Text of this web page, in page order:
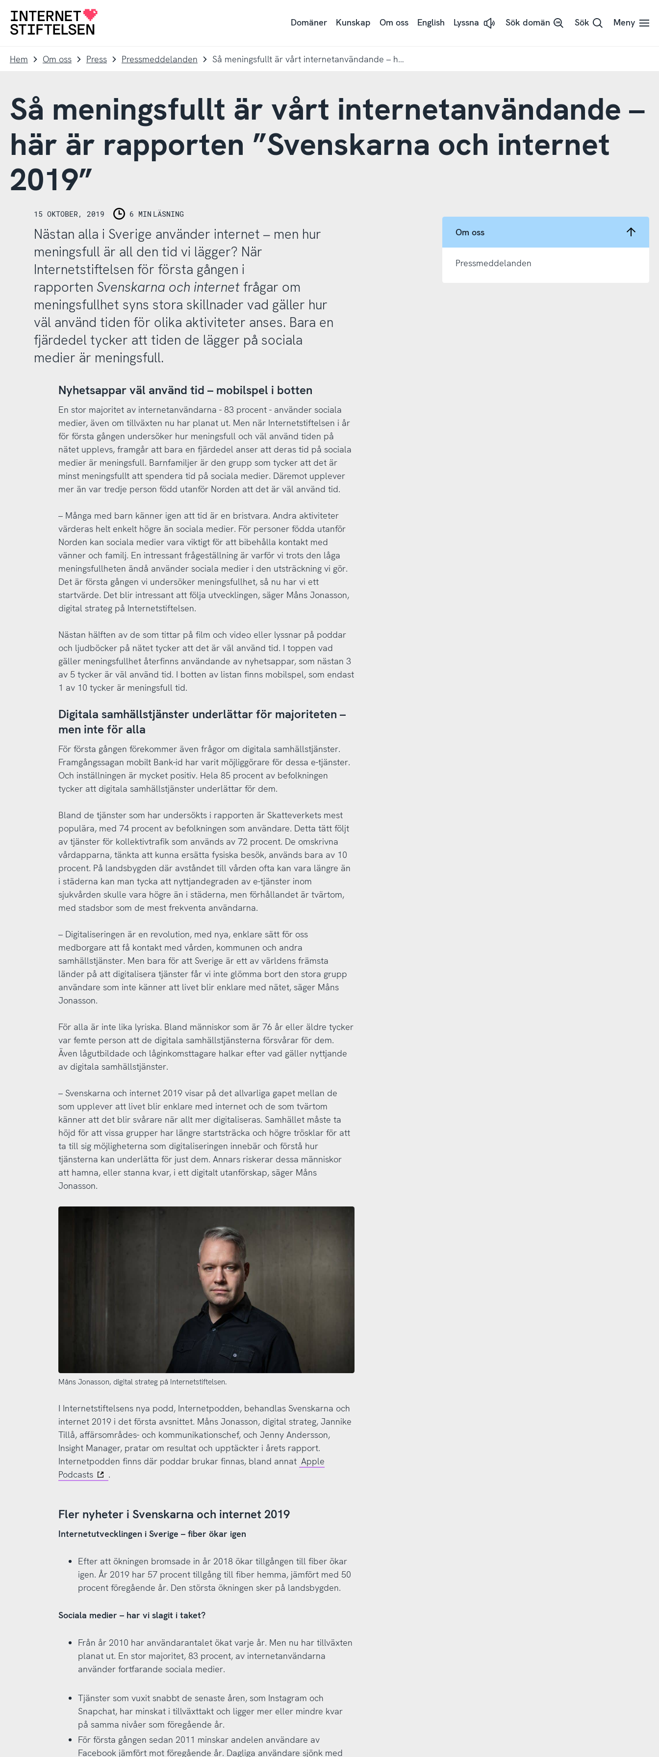
navigering
innehåll
Till
Domäner Kunskap Om oss English Lyssna
Lyssna Sök domän Sök Meny
Hem Om oss Press Pressmeddelanden Så meningsfullt är vårt internetanvändande – här är rapporten ”Svenskarna och internet 2019”
Så meningsfullt är vårt internetanvändande –
här är rapporten ”Svenskarna och internet
2019”
Om oss
Pressmeddelanden
15 OKTOBER, 2019 6 MIN LÄSNING
Nästan alla i Sverige använder internet – men hur
meningsfull är all den tid vi lägger? När
Internetstiftelsen för första gången i
rapporten Svenskarna och internet frågar om
meningsfullhet syns stora skillnader vad gäller hur
väl använd tiden för olika aktiviteter anses. Bara en
fjärdedel tycker att tiden de lägger på sociala
medier är meningsfull.
Nyhetsappar väl använd tid – mobilspel i botten
En stor majoritet av internetanvändarna - 83 procent - använder sociala
medier, även om tillväxten nu har planat ut. Men när Internetstiftelsen i år
för första gången undersöker hur meningsfull och väl använd tiden på
nätet upplevs, framgår att bara en fjärdedel anser att deras tid på sociala
medier är meningsfull. Barnfamiljer är den grupp som tycker att det är
minst meningsfullt att spendera tid på sociala medier. Däremot upplever
mer än var tredje person född utanför Norden att det är väl använd tid.
– Många med barn känner igen att tid är en bristvara. Andra aktiviteter
värderas helt enkelt högre än sociala medier. För personer födda utanför
Norden kan sociala medier vara viktigt för att bibehålla kontakt med
vänner och familj. En intressant frågeställning är varför vi trots den låga
meningsfullheten ändå använder sociala medier i den utsträckning vi gör.
Det är första gången vi undersöker meningsfullhet, så nu har vi ett
startvärde. Det blir intressant att följa utvecklingen, säger Måns Jonasson,
digital strateg på Internetstiftelsen.
Nästan hälften av de som tittar på film och video eller lyssnar på poddar
och ljudböcker på nätet tycker att det är väl använd tid. I toppen vad
gäller meningsfullhet återfinns användande av nyhetsappar, som nästan 3
av 5 tycker är väl använd tid. I botten av listan finns mobilspel, som endast
1 av 10 tycker är meningsfull tid.
Digitala samhällstjänster underlättar för majoriteten –
men inte för alla
För första gången förekommer även frågor om digitala samhällstjänster.
Framgångssagan mobilt Bank-id har varit möjliggörare för dessa e-tjänster.
Och inställningen är mycket positiv. Hela 85 procent av befolkningen
tycker att digitala samhällstjänster underlättar för dem.
Bland de tjänster som har undersökts i rapporten är Skatteverkets mest
populära, med 74 procent av befolkningen som användare. Detta tätt följt
av tjänster för kollektivtrafik som används av 72 procent. De omskrivna
vårdapparna, tänkta att kunna ersätta fysiska besök, används bara av 10
procent. På landsbygden där avståndet till vården ofta kan vara längre än
i städerna kan man tycka att nyttjandegraden av e-tjänster inom
sjukvården skulle vara högre än i städerna, men förhållandet är tvärtom,
med stadsbor som de mest frekventa användarna.
– Digitaliseringen är en revolution, med nya, enklare sätt för oss
medborgare att få kontakt med vården, kommunen och andra
samhällstjänster. Men bara för att Sverige är ett av världens främsta
länder på att digitalisera tjänster får vi inte glömma bort den stora grupp
användare som inte känner att livet blir enklare med nätet, säger Måns
Jonasson.
För alla är inte lika lyriska. Bland människor som är 76 år eller äldre tycker
var femte person att de digitala samhällstjänsterna försvårar för dem.
Även lågutbildade och låginkomsttagare halkar efter vad gäller nyttjande
av digitala samhällstjänster.
­– Svenskarna och internet 2019 visar på det allvarliga gapet mellan de
som upplever att livet blir enklare med internet och de som tvärtom
känner att det blir svårare när allt mer digitaliseras. Samhället måste ta
höjd för att vissa grupper har längre startsträcka och högre trösklar för att
ta till sig möjligheterna som digitaliseringen innebär och förstå hur
tjänsterna kan underlätta för just dem. Annars riskerar dessa människor
att hamna, eller stanna kvar, i ett digitalt utanförskap, säger Måns
Jonasson.
Måns Jonasson, digital strateg på Internetstiftelsen.
I Internetstiftelsens nya podd, Internetpodden, behandlas Svenskarna och
internet 2019 i det första avsnittet. Måns Jonasson, digital strateg, Jannike
Tillå, affärsområdes- och kommunikationschef, och Jenny Andersson,
Insight Manager, pratar om resultat och upptäckter i årets rapport.
Internetpodden finns där poddar brukar finnas, bland annat Apple
Podcasts
.
Fler nyheter i Svenskarna och internet 2019
Internetutvecklingen i Sverige – fiber ökar igen
Efter att ökningen bromsade in år 2018 ökar tillgången till fiber ökar
igen. År 2019 har 57 procent tillgång till fiber hemma, jämfört med 50
procent föregående år. Den största ökningen sker på landsbygden.
Sociala medier – har vi slagit i taket?
Från år 2010 har användarantalet ökat varje år. Men nu har tillväxten
planat ut. En stor majoritet, 83 procent, av internetanvändarna
använder fortfarande sociala medier.
Tjänster som vuxit snabbt de senaste åren, som Instagram och
Snapchat, har minskat i tillväxttakt och ligger mer eller mindre kvar
på samma nivåer som föregående år.
För första gången sedan 2011 minskar andelen användare av
Facebook jämfört mot föregående år. Dagliga användare sjönk med